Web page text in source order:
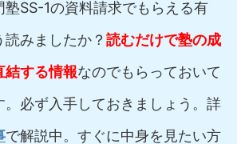
塾SS-1の資料請求でもらえる有
みましたか？ 読むだけで塾の成
結する情報なのでもらっておいて
。必ず入手しておきましょう。詳
で解説中。すぐに中身を見たい方